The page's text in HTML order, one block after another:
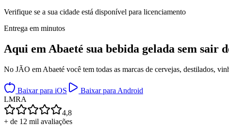
Verifique se a sua cidade está disponível para licenciamento
Entrega em minutos
Aqui em Abaeté sua bebida gelada sem sair
No JÃO em Abaeté você tem todas as marcas de cervejas, destilados,
Baixar para iOS
Baixar para Android
LMRA
4,8
+ de 12 mil avaliações